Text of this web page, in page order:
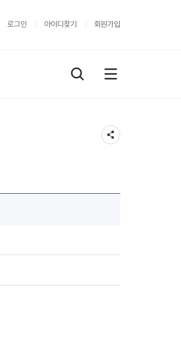
로그인 아이디찾기 회원가입